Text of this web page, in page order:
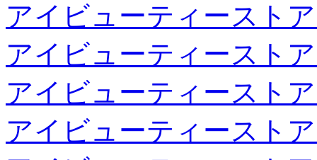
アイビューティースト
アイビューティースト
アイビューティースト
アイビューティースト